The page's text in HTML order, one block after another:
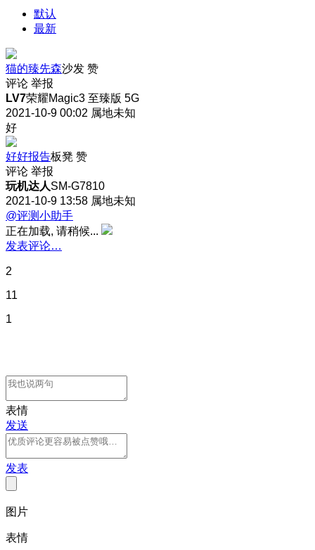
默认
最新
猫的臻先森沙发 赞
评论 举报
LV7荣耀Magic3 至臻版 5G
2021-10-9 00:02 属地未知
好
好好报告板凳 赞
评论 举报
玩机达人SM-G7810
2021-10-9 13:58 属地未知
@评测小助手
正在加载, 请稍候...
发表评论…
2
11
1
表情
发送
发表
图片
表情